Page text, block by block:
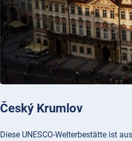
Český Krumlov
Diese UNESCO-Welterbestätte ist